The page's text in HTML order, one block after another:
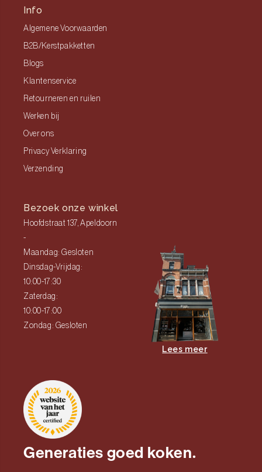
Info
Algemene Voorwaarden
B2B/Kerstpakketten
Blogs
Klantenservice
Retourneren en ruilen
Werken bij
Over ons
Privacy Verklaring
Verzending
Bezoek onze winkel
Hoofdstraat 137, Apeldoorn
-
Maandag: Gesloten
Dinsdag-Vrijdag:
10:00-17:30
Zaterdag:
10:00-17:00
Zondag: Gesloten
Lees meer
Generaties goed koken.